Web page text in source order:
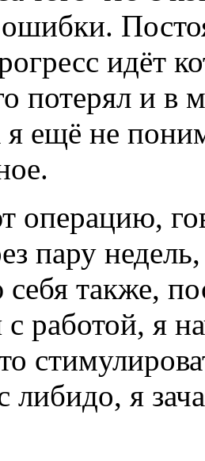
идёт
потерял и в
я ещё не
операцию,
пару
себя также,
с работой, я
либидо, я